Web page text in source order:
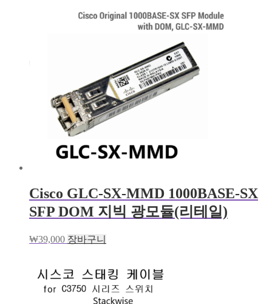
Cisco GLC-SX-MMD 1000BASE-SX
SFP DOM 지빅 광모듈(리테일)
₩39,000 장바구니